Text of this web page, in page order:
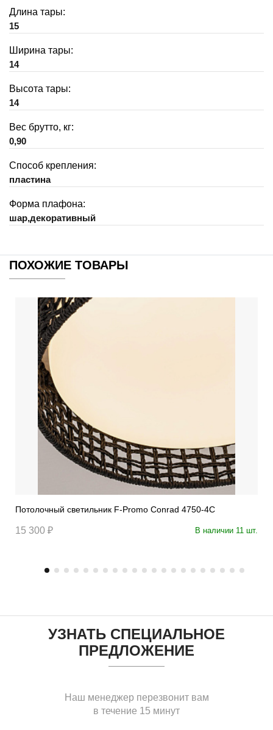
Длина тары:
15
Ширина тары:
14
Высота тары:
14
Вес брутто, кг:
0,90
Способ крепления:
пластина
Форма плафона:
шар,декоративный
ПОХОЖИЕ ТОВАРЫ
Потолочный светильник F-Promo Conrad 4750-4C
15 300 ₽ В наличии 11 шт.
УЗНАТЬ СПЕЦИАЛЬНОЕ
ПРЕДЛОЖЕНИЕ
Наш менеджер перезвонит вам
в течение 15 минут